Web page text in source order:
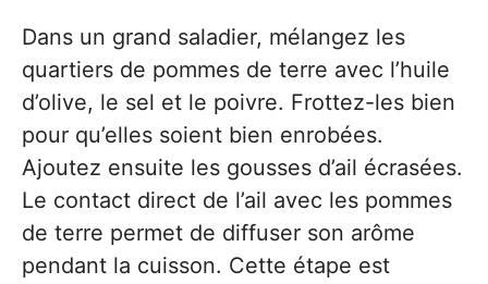
Dans un grand saladier, mélangez les
quartiers de pommes de terre avec l’huile
d’olive, le sel et le poivre. Frottez-les bien
pour qu’elles soient bien enrobées.
Ajoutez ensuite les gousses d’ail écrasées.
Le contact direct de l’ail avec les pommes
de terre permet de diffuser son arôme
pendant la cuisson. Cette étape est